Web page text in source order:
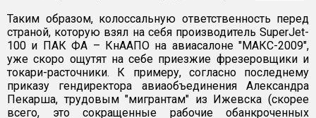
Таким образом, колоссальную ответственность перед
страной, которую взял на себя производитель SuperJet-
100 и ПАК ФА – КнААПО на авиасалоне "МАКС-2009",
уже скоро ощутят на себе приезжие фрезеровщики и
токари-расточники. К примеру, согласно последнему
приказу гендиректора авиаобъединения Александра
Пекарша, трудовым "мигрантам" из Ижевска (скорее
всего, это сокращенные рабочие обанкроченных